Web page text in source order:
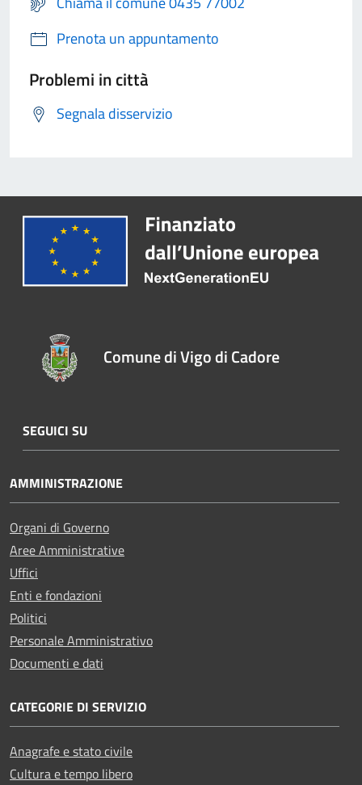
Prenota un appuntamento
Problemi in città
Segnala disservizio
Comune di Vigo di Cadore
SEGUICI SU
AMMINISTRAZIONE
Organi di Governo
Aree Amministrative
Uffici
Enti e fondazioni
Politici
Personale Amministrativo
Documenti e dati
CATEGORIE DI SERVIZIO
Anagrafe e stato civile
Cultura e tempo libero